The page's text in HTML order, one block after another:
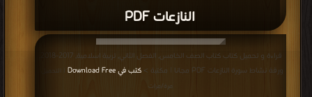
النازعات PDF
ورقة نشاط سورة النازعات PDF مجانا | مكتبة >
كتب في Download Free
| التحميل :
مرة/مرات